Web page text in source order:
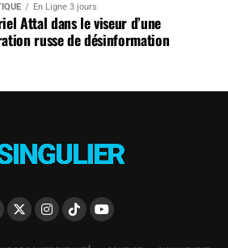
En Ligne 3 jours
Attal dans le viseur d’une
russe de désinformation